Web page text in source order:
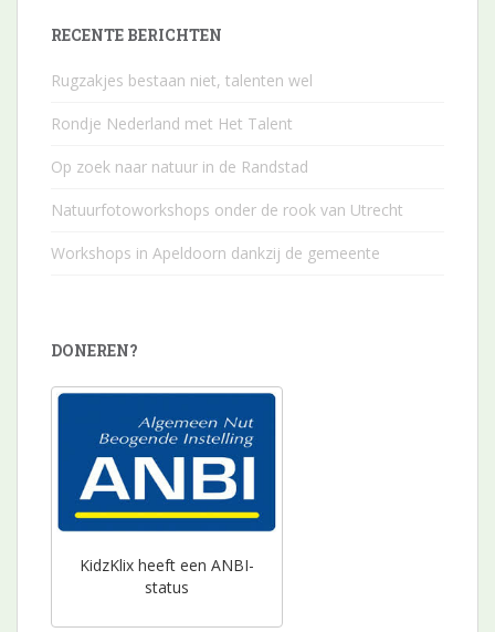
RECENTE BERICHTEN
Rugzakjes bestaan niet, talenten wel
Rondje Nederland met Het Talent
Op zoek naar natuur in de Randstad
Natuurfotoworkshops onder de rook van Utrecht
Workshops in Apeldoorn dankzij de gemeente
DONEREN?
KidzKlix heeft een ANBI-
status